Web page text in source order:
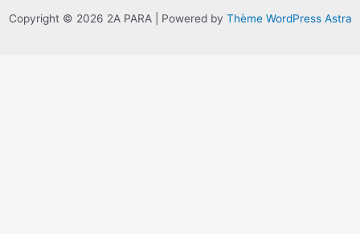
Copyright © 2026 2A PARA | Powered by Thème WordPress Astra